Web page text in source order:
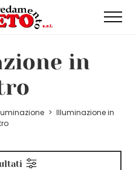
in
> Illuminazione in